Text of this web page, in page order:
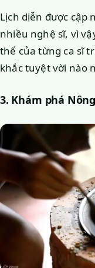
Lịch diễn được cập
nhiều nghệ sĩ, vì
thể của từng ca sĩ
khắc tuyệt vời nào
3. Khám phá